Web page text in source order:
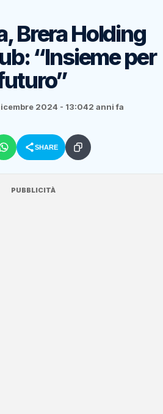
Brera Holding
“Insieme per
2024 - 13:042 anni fa
SHARE
PUBBLICITÀ